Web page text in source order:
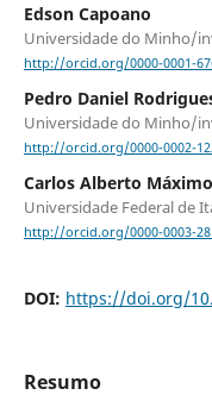
Edson Capoano
Universidade do Minho/
http://orcid.org/0000-0001-
Pedro Daniel
Universidade do Minho/
http://orcid.org/0000-0002-
Carlos Alberto
Universidade Federal de
http://orcid.org/0000-0003-
DOI: https://doi.org/
Resumo